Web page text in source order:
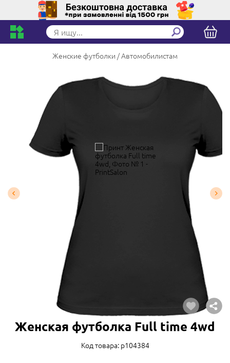
Женские футболки Автомобилистам
Женская футболка Full time 4wd
Код товара: p104384